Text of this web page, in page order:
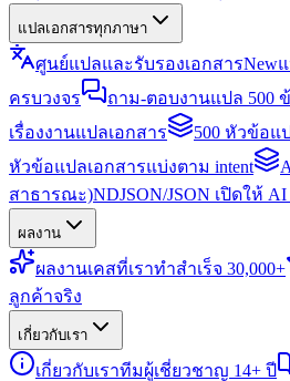
แปลเอกสารทุกภาษา
ศูนย์แปลและรับรองเอกสารNew
ครบวงจร
ถาม-ตอบงานแปล 500
เรื่องงานแปลเอกสาร
500 หัวข้อแ
หัวข้อแปลเอกสารแบ่งตาม intent
สาธารณะ)NDJSON/JSON เปิดให้
ผลงาน
ผลงานเคสที่เราทำสำเร็จ 30,000+
ลูกค้าจริง
เกี่ยวกับเรา
เกี่ยวกับเราทีมผู้เชี่ยวชาญ 14+ ปี